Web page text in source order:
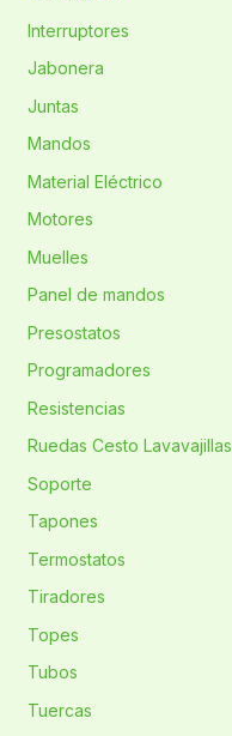
Interruptores
Jabonera
Juntas
Mandos
Material Eléctrico
Motores
Muelles
Panel de mandos
Presostatos
Programadores
Resistencias
Ruedas Cesto Lavavajillas
Soporte
Tapones
Termostatos
Tiradores
Topes
Tubos
Tuercas